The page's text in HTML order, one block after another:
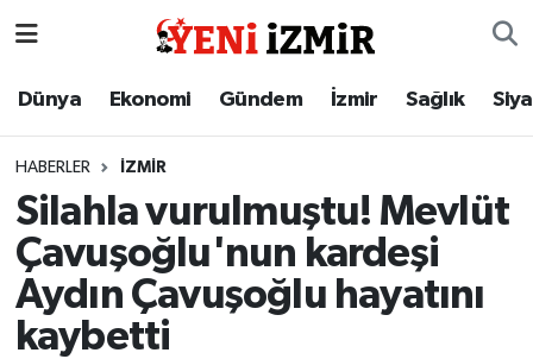
Dünya Ekonomi Gündem İzmir Sağlık
HABERLER İZMIR
Silahla vurulmuştu! Mevlüt
Çavuşoğlu'nun kardeşi
Aydın Çavuşoğlu hayatını
kaybetti
Dünya
Gündem
İzmir
Sağlık
İzmir Nöbetçi Eczaneler
İzmir Namaz Vakitleri
İzmir Trafik Yoğunluk Haritası
Süper Lig Puan Durumu ve Fikstür